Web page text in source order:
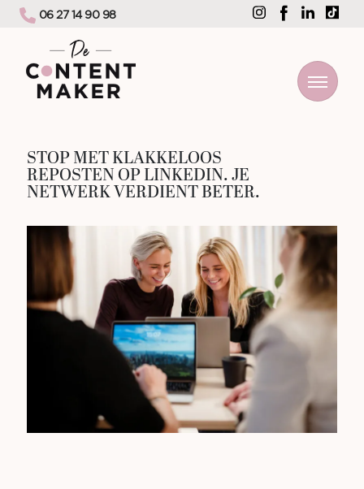
06 27 14 90 98
STOP MET KLAKKELOOS
REPOSTEN OP LINKEDIN. JE
NETWERK VERDIENT BETER.